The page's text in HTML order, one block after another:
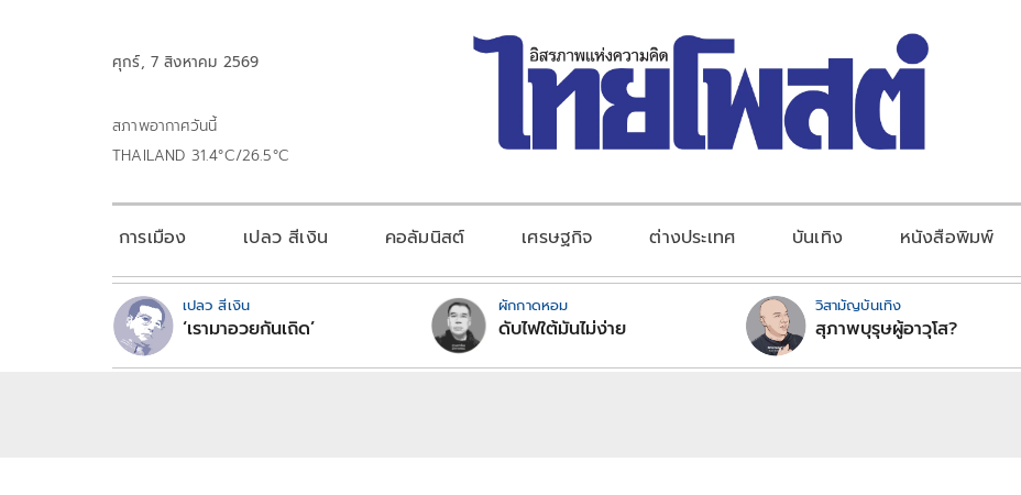
ศุกร์, 7 สิงหาคม 2569
สภาพอากาศวันนี้
THAILAND 31.4°C/26.5°C
การเมือง เปลว สีเงิน คอลัมนิสต์ เศรษฐกิจ ต่างประเทศ บันเทิง หนังสือพิมพ์
เปลว สีเงิน
‘เรามาอวยกันเถิด’
ผักกาดหอม
ดับไฟใต้มันไม่ง่าย
วิสามัญบันเทิง
สุภาพบุรุษผู้อาวุโส?